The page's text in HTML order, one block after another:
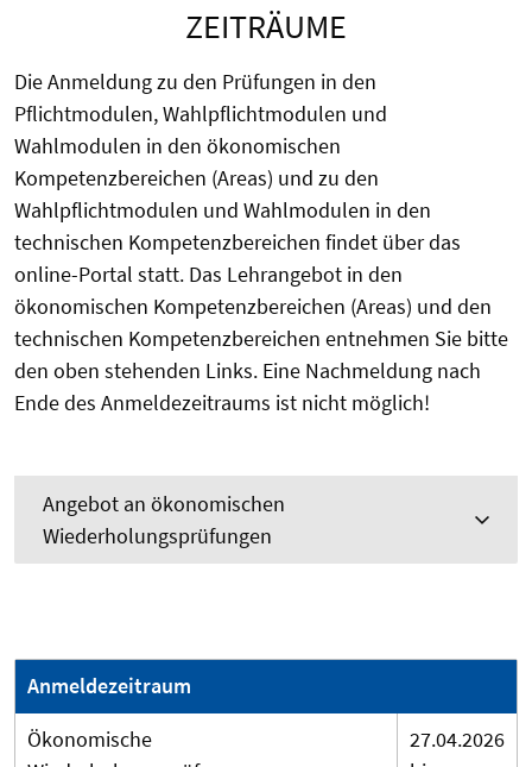
ZEITRÄUME
Die Anmeldung zu den Prüfungen in den
Pflichtmodulen, Wahlpflichtmodulen und
Wahlmodulen in den ökonomischen
Kompetenzbereichen (Areas) und zu den
Wahlpflichtmodulen und Wahlmodulen in den
technischen Kompetenzbereichen findet über das
online-Portal statt. Das Lehrangebot in den
ökonomischen Kompetenzbereichen (Areas) und den
technischen Kompetenzbereichen entnehmen Sie bitte
den oben stehenden Links. Eine Nachmeldung nach
Ende des Anmeldezeitraums ist nicht möglich!
Angebot an ökonomischen
Wiederholungsprüfungen
Anmeldezeitraum
Ökonomische
27.04.2026